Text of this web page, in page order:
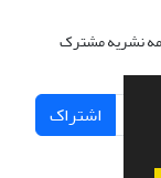
نشریه مشترک
اشتراک